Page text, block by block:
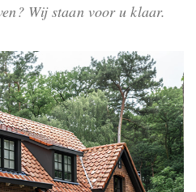
Wij staan voor u klaar.